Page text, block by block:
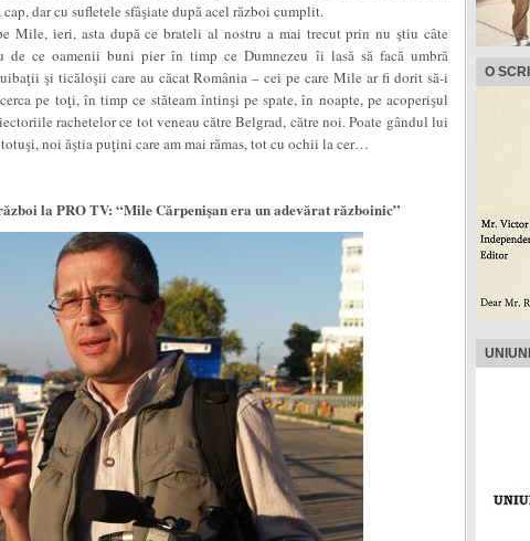
dar cu sufletele sfâşiate după acel război cumplit.
Mile, ieri, asta după ce brateli al nostru a mai trecut prin nu ştiu câte
de ce oamenii buni pier în timp ce Dumnezeu îi lasă să facă umbră
şi ticăloşii care au căcat România – cei pe care Mile ar fi dorit să-i
pe toţi, în timp ce stăteam întinşi pe spate, în noapte, pe acoperişul
rachetelor ce tot veneau către Belgrad, către noi. Poate gândul lui
noi ăştia puţini care am mai rămas, tot cu ochii la cer…
la PRO TV: “Mile Cărpenişan era un adevărat războinic”
O